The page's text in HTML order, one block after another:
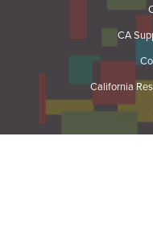
CA
California